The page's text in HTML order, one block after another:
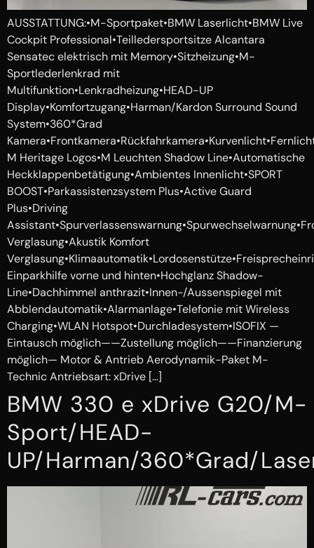
AUSSTATTUNG:•M-Sportpaket•BMW Laserlicht•BMW Live
Cockpit Professional•Teilledersportsitze Alcantara
Sensatec elektrisch mit Memory•Sitzheizung•M-
Sportlederlenkrad mit
Multifunktion•Lenkradheizung•HEAD-UP
Display•Komfortzugang•Harman/Kardon Surround Sound
System•360*Grad
M Heritage Logos•M Leuchten Shadow Line•Automatische
Heckklappenbetätigung•Ambientes Innenlicht•SPORT
BOOST•Parkassistenzsystem Plus•Active Guard
Plus•Driving
Verglasung•Akustik Komfort
Einparkhilfe vorne und hinten•Hochglanz Shadow-
Line•Dachhimmel anthrazit•Innen-/Aussenspiegel mit
Abblendautomatik•Alarmanlage•Telefonie mit Wireless
Charging•WLAN Hotspot•Durchladesystem•ISOFIX —
Eintausch möglich——Zustellung möglich——Finanzierung
möglich— Motor & Antrieb Aerodynamik-Paket M-
Technic Antriebsart: xDrive […]
BMW 330 e xDrive G20/M-
Sport/HEAD-
UP/Harman/360*Grad/